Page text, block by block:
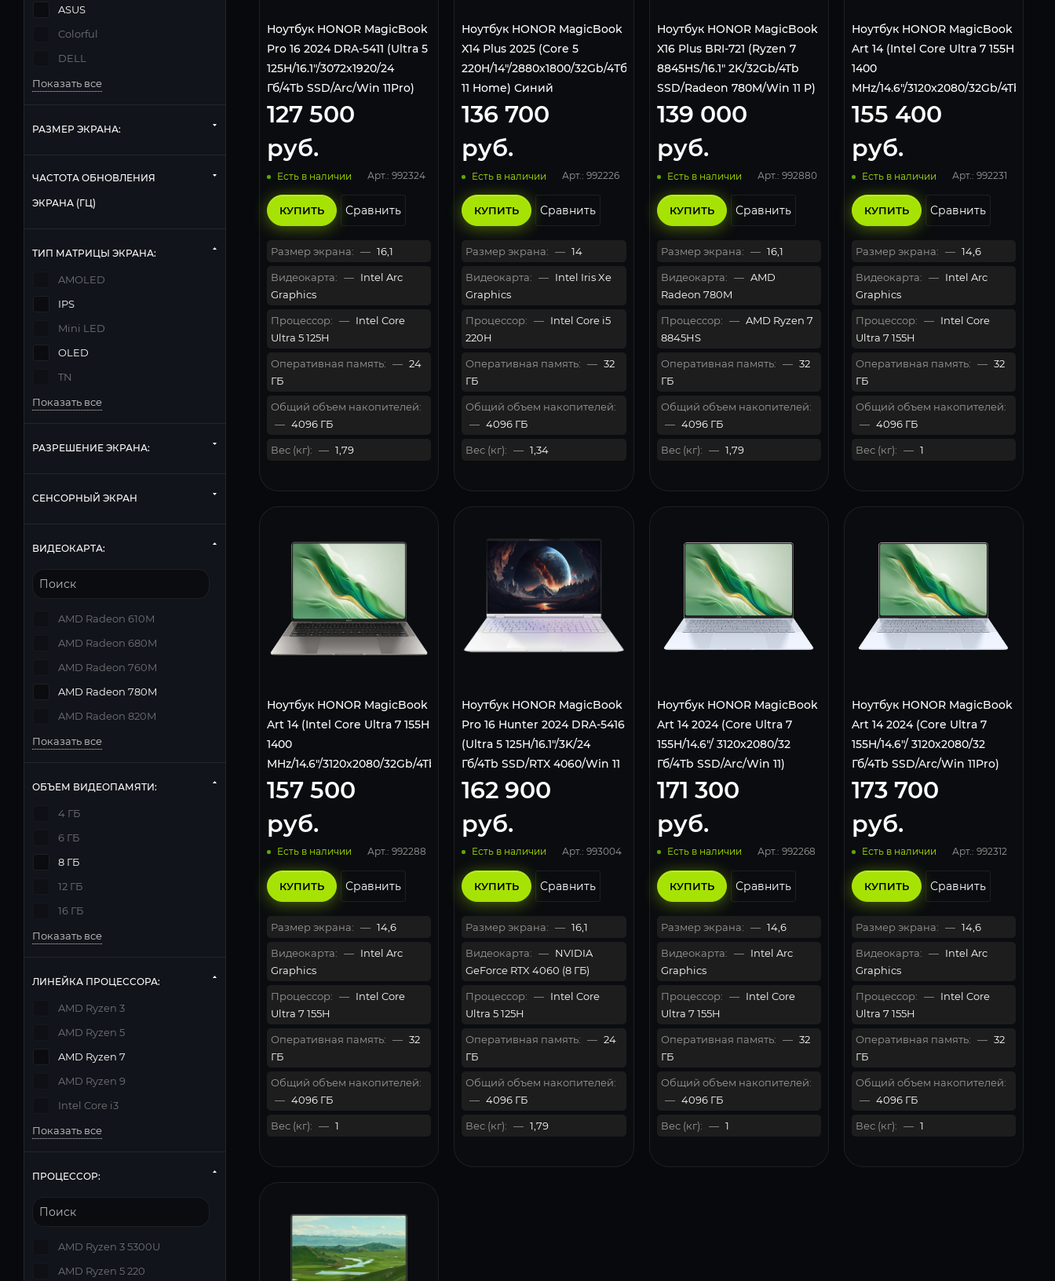
Ноутбук HONOR MagicBook
Pro 16 2024 DRA-5411 (Ultra 5
125H/16.1"/3072x1920/24
Гб/4Tb SSD/Arc/Win 11Pro)
5301AJBN White
127 500
руб.
Есть в наличии Арт.: 992324
КУПИТЬ Сравнить
Размер экрана: — 16,1
Видеокарта: — Intel Arc
Graphics
Процессор: — Intel Core
Ultra 5 125H
Оперативная память: — 24
ГБ
Общий объем накопителей:
— 4096 ГБ
Вес (кг): — 1,79
Ноутбук HONOR MagicBook
X14 Plus 2025 (Core 5
220H/14"/2880x1800/32Gb/4Тб/Win
11 Home) Синий
136 700
руб.
Есть в наличии Арт.: 992226
КУПИТЬ Сравнить
Размер экрана: — 14
Видеокарта: — Intel Iris Xe
Graphics
Процессор: — Intel Core i5
220H
Оперативная память: — 32
ГБ
Общий объем накопителей:
— 4096 ГБ
Вес (кг): — 1,34
Ноутбук HONOR MagicBook
X16 Plus BRI-721 (Ryzen 7
8845HS/16.1" 2K/32Gb/4Tb
SSD/Radeon 780M/Win 11 P)
139 000
руб.
Есть в наличии Арт.: 992880
КУПИТЬ Сравнить
Размер экрана: — 16,1
Видеокарта: — AMD
Radeon 780M
Процессор: — AMD Ryzen 7
8845HS
Оперативная память: — 32
ГБ
Общий объем накопителей:
— 4096 ГБ
Вес (кг): — 1,79
Ноутбук HONOR MagicBook
Art 14 (Intel Core Ultra 7 155H
1400
MHz/14.6"/3120x2080/32Gb/4Tb/
Серый 5301ALGR
155 400
руб.
Есть в наличии Арт.: 992231
КУПИТЬ Сравнить
Размер экрана: — 14,6
Видеокарта: — Intel Arc
Graphics
Процессор: — Intel Core
Ultra 7 155H
Оперативная память: — 32
ГБ
Общий объем накопителей:
— 4096 ГБ
Вес (кг): — 1
Ноутбук HONOR MagicBook
Art 14 (Intel Core Ultra 7 155H
1400
MHz/14.6"/3120x2080/32Gb/4Tb/Win11Pro
Серый 5301ALGR
157 500
руб.
Есть в наличии Арт.: 992288
КУПИТЬ Сравнить
Размер экрана: — 14,6
Видеокарта: — Intel Arc
Graphics
Процессор: — Intel Core
Ultra 7 155H
Оперативная память: — 32
ГБ
Общий объем накопителей:
— 4096 ГБ
Вес (кг): — 1
Ноутбук HONOR MagicBook
Pro 16 Hunter 2024 DRA-5416
(Ultra 5 125H/16.1"/3K/24
Гб/4Tb SSD/RTX 4060/Win 11
Pro) 5301AJYK White
162 900
руб.
Есть в наличии Арт.: 993004
КУПИТЬ Сравнить
Размер экрана: — 16,1
Видеокарта: — NVIDIA
GeForce RTX 4060 (8 ГБ)
Процессор: — Intel Core
Ultra 5 125H
Оперативная память: — 24
ГБ
Общий объем накопителей:
— 4096 ГБ
Вес (кг): — 1,79
Ноутбук HONOR MagicBook
Art 14 2024 (Core Ultra 7
155H/14.6"/ 3120x2080/32
Гб/4Tb SSD/Arc/Win 11)
5301AKRW White
171 300
руб.
Есть в наличии Арт.: 992268
КУПИТЬ Сравнить
Размер экрана: — 14,6
Видеокарта: — Intel Arc
Graphics
Процессор: — Intel Core
Ultra 7 155H
Оперативная память: — 32
ГБ
Общий объем накопителей:
— 4096 ГБ
Вес (кг): — 1
Ноутбук HONOR MagicBook
Art 14 2024 (Core Ultra 7
155H/14.6"/ 3120x2080/32
Гб/4Tb SSD/Arc/Win 11Pro)
5301AKRW White
173 700
руб.
Есть в наличии Арт.: 992312
КУПИТЬ Сравнить
Размер экрана: — 14,6
Видеокарта: — Intel Arc
Graphics
Процессор: — Intel Core
Ultra 7 155H
Оперативная память: — 32
ГБ
Общий объем накопителей:
— 4096 ГБ
Вес (кг): — 1
ASUS
Colorful
DELL
Показать все
РАЗМЕР ЭКРАНА:
ЧАСТОТА ОБНОВЛЕНИЯ
ЭКРАНА (ГЦ)
ТИП МАТРИЦЫ ЭКРАНА:
AMOLED
IPS
Mini LED
OLED
TN
Показать все
РАЗРЕШЕНИЕ ЭКРАНА:
СЕНСОРНЫЙ ЭКРАН
ВИДЕОКАРТА:
AMD Radeon 610M
AMD Radeon 680M
AMD Radeon 760M
AMD Radeon 780M
AMD Radeon 820M
Показать все
ОБЪЕМ ВИДЕОПАМЯТИ:
4 ГБ
6 ГБ
8 ГБ
12 ГБ
16 ГБ
Показать все
ЛИНЕЙКА ПРОЦЕССОРА:
AMD Ryzen 3
AMD Ryzen 5
AMD Ryzen 7
AMD Ryzen 9
Intel Core i3
Показать все
ПРОЦЕССОР:
AMD Ryzen 3 5300U
AMD Ryzen 5 220